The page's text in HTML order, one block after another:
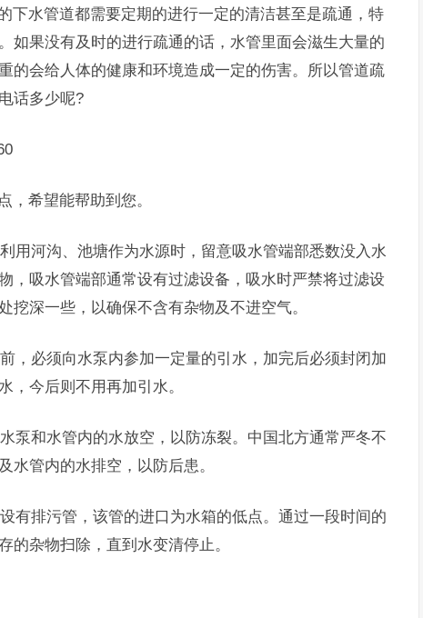
水管道都需要定期的进行一定的清洁甚至是疏通，特
如果没有及时的进行疏通的话，水管里面会滋生大量的
的会给人体的健康和环境造成一定的伤害。所以管道疏
话多少呢?
希望能帮助到您。
河沟、池塘作为水源时，留意吸水管端部悉数没入水
，吸水管端部通常设有过滤设备，吸水时严禁将过滤设
深一些，以确保不含有杂物及不进空气。
必须向水泵内参加一定量的引水，加完后必须封闭加
，今后则不用再加引水。
和水管内的水放空，以防冻裂。中国北方通常严冬不
水管内的水排空，以防后患。
排污管，该管的进口为水箱的低点。通过一段时间的
的杂物扫除，直到水变清停止。